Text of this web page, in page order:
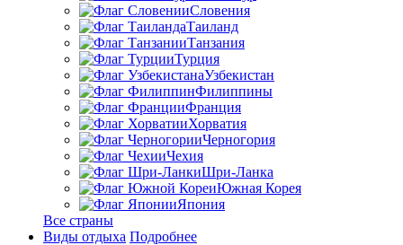
Словения
Таиланд
Танзания
Турция
Узбекистан
Филиппины
Франция
Хорватия
Черногория
Чехия
Шри-Ланка
Южная Корея
Япония
Все страны
Виды отдыха Подробнее